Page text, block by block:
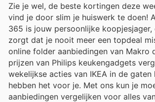
Zie je wel, de beste kortingen deze
vind je door slim je huiswerk te doen!
365 is jouw persoonlijke
zorgt dat je nooit meer een topdeal
online folder aanbiedingen van Makro
prijzen van Philips keukengadgets
wekelijkse acties van IKEA in de gaten
hebben het voor je. Met ons kun je
aanbiedingen vergelijken voor alles